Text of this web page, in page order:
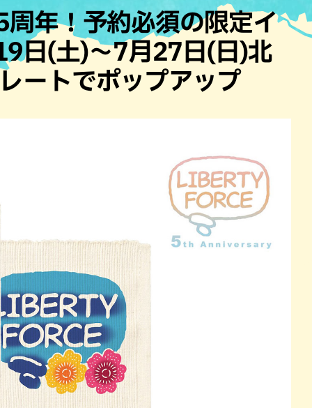
・焼肉 焼鳥・串料理
肉料理 居酒屋・バー
イキング スイーツ
サウナ 公園
沖縄の海
周年！予約必須の限定イ
日(土)〜7月27日(日)北
ートでポップアップ